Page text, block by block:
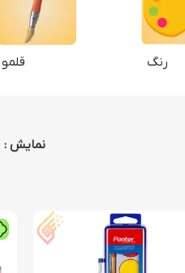
رنگ قلمو
نمایش